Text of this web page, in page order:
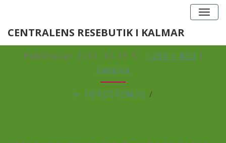
CENTRALENS RESEBUTIK I KALMAR
PARIS_NY_BILD2
Publicerad 2016-10-19 Kl. 1280 × 853 I
Europa
← FÖREGÅENDE /